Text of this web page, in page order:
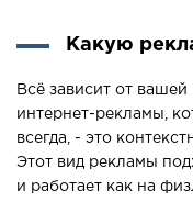
Какую
Всё зависит от
интернет-рекламы,
всегда, - это
Этот вид рекламы
и работает как на